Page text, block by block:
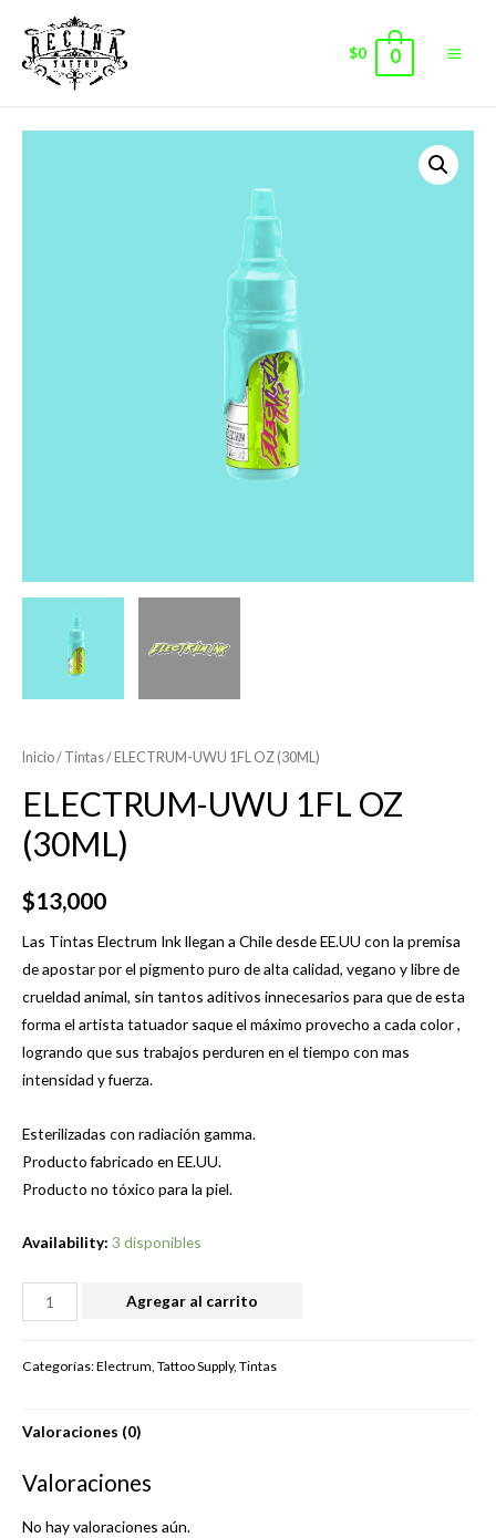
$0 0
Inicio/ Tintas/ ELECTRUM-UWU 1FL OZ (30ML)
ELECTRUM-UWU 1FL OZ
(30ML)
$13,000
Las Tintas Electrum Ink llegan a Chile desde EE.UU con la premisa
de apostar por el pigmento puro de alta calidad, vegano y libre de
crueldad animal, sin tantos aditivos innecesarios para que de esta
forma el artista tatuador saque el máximo provecho a cada color ,
logrando que sus trabajos perduren en el tiempo con mas
intensidad y fuerza.
Esterilizadas con radiación gamma.
Producto fabricado en EE.UU.
Producto no tóxico para la piel.
Availability: 3 disponibles
ELECTRUM-
UWU
cantidad
Agregar al carrito
Categorías:Electrum, Tattoo Supply, Tintas
Valoraciones (0)
Valoraciones
No hay valoraciones aún.